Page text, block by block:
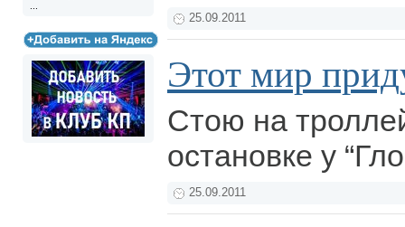
25.09.2011
Этот мир
Стою на
остановке у
25.09.2011